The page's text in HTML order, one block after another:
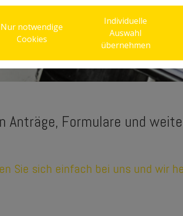
Formulare und
Sie sich einfach bei uns und wir
Nur notwendige
Cookies
Individuelle
Auswahl
übernehmen